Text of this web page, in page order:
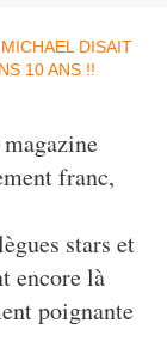
franc,
stars et
encore là
poignante